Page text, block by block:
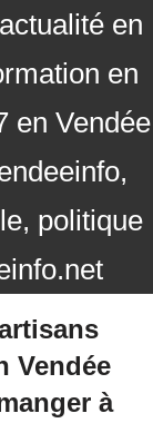
en
en
en Vendée
politique
Vendée
à